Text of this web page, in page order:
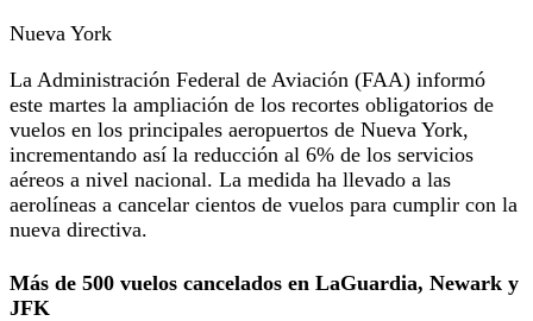
Nueva York
La Administración Federal de Aviación (FAA) informó
este martes la ampliación de los recortes obligatorios de
vuelos en los principales aeropuertos de Nueva York,
incrementando así la reducción al 6% de los servicios
aéreos a nivel nacional. La medida ha llevado a las
aerolíneas a cancelar cientos de vuelos para cumplir con la
nueva directiva.
Más de 500 vuelos cancelados en LaGuardia, Newark y
JFK